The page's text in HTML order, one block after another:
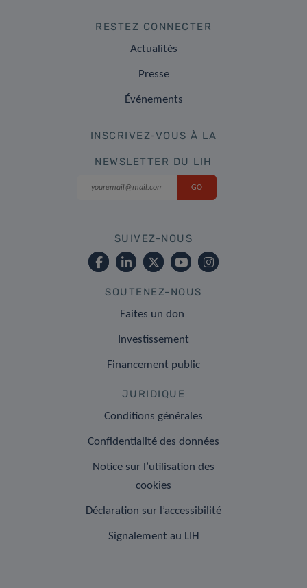
RESTEZ CONNECTER
Actualités
Presse
Événements
INSCRIVEZ-VOUS À LA
NEWSLETTER DU LIH
SUIVEZ-NOUS
SOUTENEZ-NOUS
Faites un don
Investissement
Financement public
JURIDIQUE
Conditions générales
Confidentialité des données
Notice sur l’utilisation des
cookies
Déclaration sur l’accessibilité
Signalement au LIH